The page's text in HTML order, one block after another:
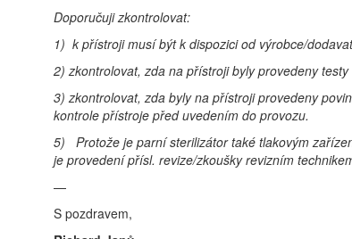
Doporučuji zkontrolovat:
1) k přístroji musí být k dispozici od výrobce/
2) zkontrolovat, zda na přístroji byly provedeny
3) zkontrolovat, zda byly na přístroji provedeny
kontrole přístroje před uvedením do provozu.
5) Protože je parní sterilizátor také tlakovým
je provedení přísl. revize/zkoušky revizním
—
S pozdravem,